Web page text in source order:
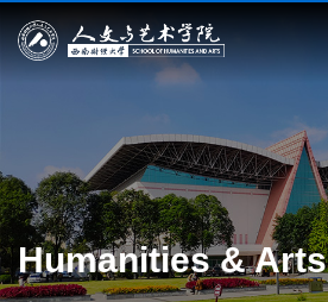
Humanities & Arts